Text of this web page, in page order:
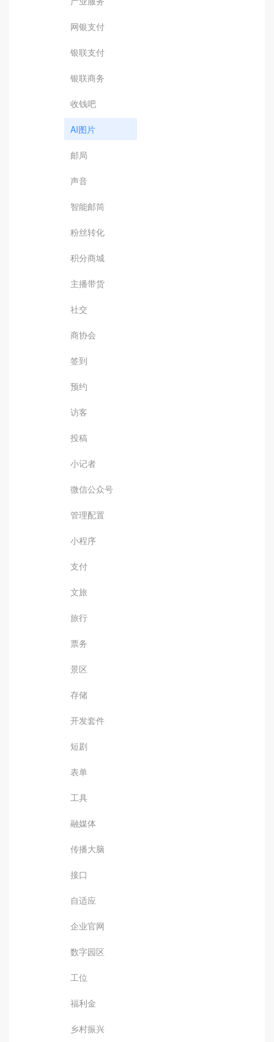
网银支付
银联支付
银联商务
收钱吧
AI图片
邮局
声音
智能邮筒
粉丝转化
积分商城
主播带货
社交
商协会
签到
预约
访客
投稿
小记者
微信公众号
管理配置
小程序
支付
文旅
旅行
票务
景区
存储
开发套件
短剧
表单
工具
融媒体
传播大脑
接口
自适应
企业官网
数字园区
工位
福利金
乡村振兴